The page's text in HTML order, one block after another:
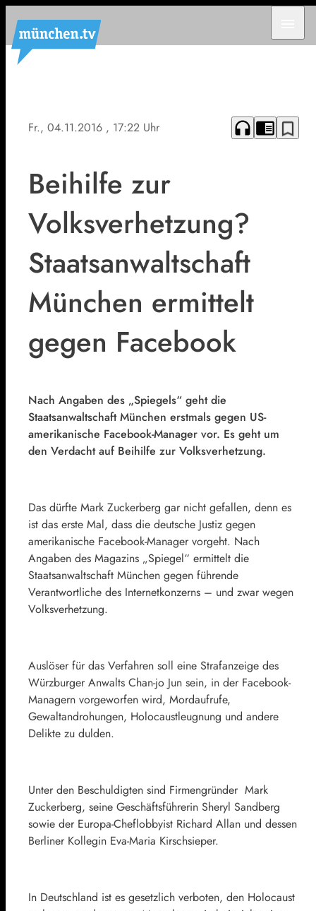
Fr., 04.11.2016 , 17:22 Uhr headphones chrome_reader_mode bookmark_border
Beihilfe zur
Volksverhetzung?
Staatsanwaltschaft
München ermittelt
gegen Facebook
Nach Angaben des „Spiegels“ geht die
Staatsanwaltschaft München erstmals gegen US-
amerikanische Facebook-Manager vor. Es geht um
den Verdacht auf Beihilfe zur Volksverhetzung.
Das dürfte Mark Zuckerberg gar nicht gefallen, denn es
ist das erste Mal, dass die deutsche Justiz gegen
amerikanische Facebook-Manager vorgeht. Nach
Angaben des Magazins „Spiegel“ ermittelt die
Staatsanwaltschaft München gegen führende
Verantwortliche des Internetkonzerns – und zwar wegen
Volksverhetzung.
Auslöser für das Verfahren soll eine Strafanzeige des
Würzburger Anwalts Chan-jo Jun sein, in der Facebook-
Managern vorgeworfen wird, Mordaufrufe,
Gewaltandrohungen, Holocaustleugnung und andere
Delikte zu dulden.
Unter den Beschuldigten sind Firmengründer Mark
Zuckerberg, seine Geschäftsführerin Sheryl Sandberg
sowie der Europa-Cheflobbyist Richard Allan und dessen
Berliner Kollegin Eva-Maria Kirschsieper.
In Deutschland ist es gesetzlich verboten, den Holocaust